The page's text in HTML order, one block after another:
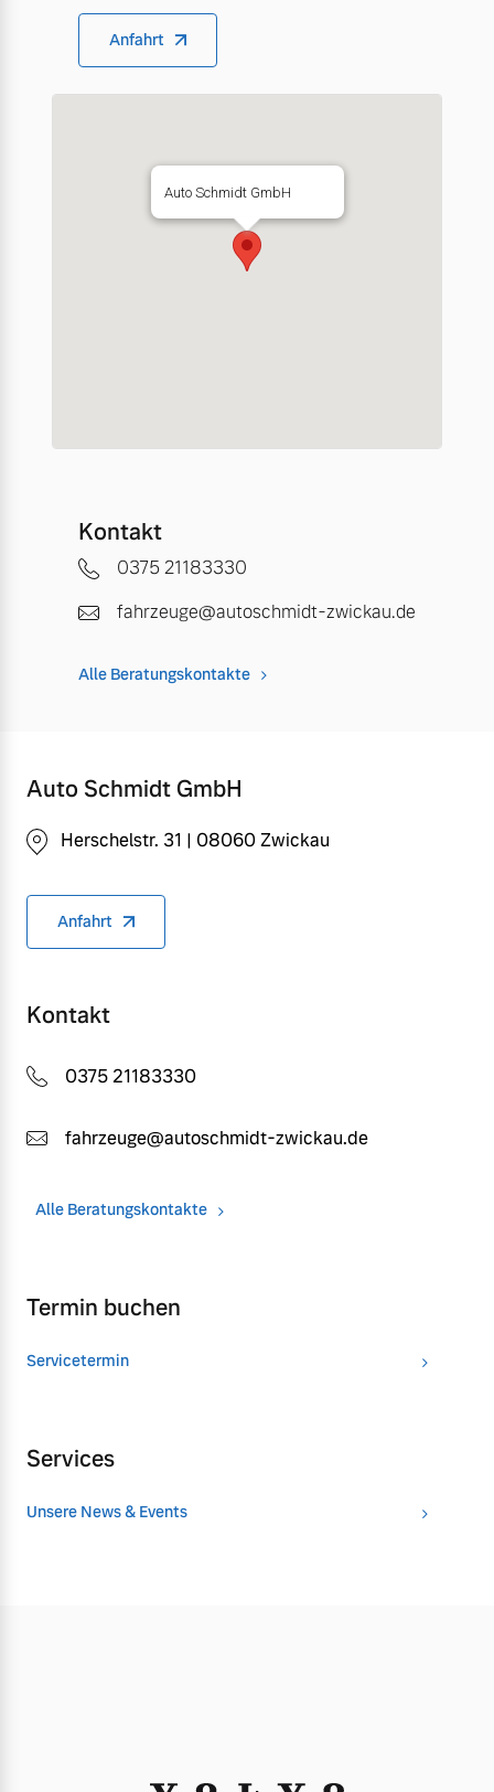
Anfahrt
Auto Schmidt GmbH
Kontakt
0375 21183330
fahrzeuge@autoschmidt-zwickau.de
Alle Beratungskontakte
Auto Schmidt GmbH
Herschelstr. 31 | 08060 Zwickau
Anfahrt
Kontakt
0375 21183330
fahrzeuge@autoschmidt-zwickau.de
Alle Beratungskontakte
Termin buchen
Servicetermin
Services
Unsere News & Events